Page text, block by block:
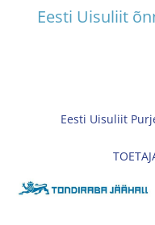
Eesti Uisuliit
Eesti Uisuliit